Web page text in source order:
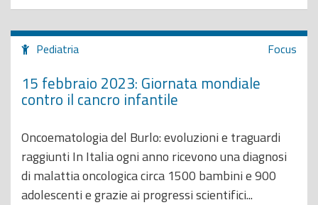
Pediatria Focus
15 febbraio 2023: Giornata mondiale
contro il cancro infantile
Oncoematologia del Burlo: evoluzioni e traguardi
raggiunti In Italia ogni anno ricevono una diagnosi
di malattia oncologica circa 1500 bambini e 900
adolescenti e grazie ai progressi scientifici...